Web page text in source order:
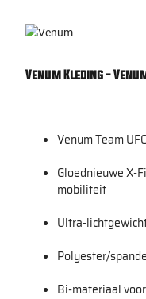
Venum Kleding -
Venum Team
Gloednieuwe X-
mobiliteit
Ultra-
Polyester/
Bi-materiaal